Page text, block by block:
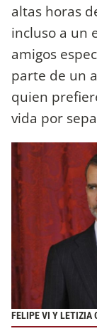
altas horas
incluso a un
amigos
parte de un
quien
vida por
FELIPE VI Y LETIZIA